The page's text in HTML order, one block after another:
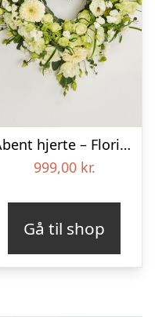
Åbent hjerte – Floristens kreative valg
999,00 kr.
Gå til shop